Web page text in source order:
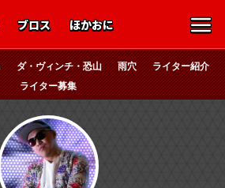
ブロス ほかおに
ダ・ヴィンチ・恐山 雨穴
ライター紹介
ライター募集